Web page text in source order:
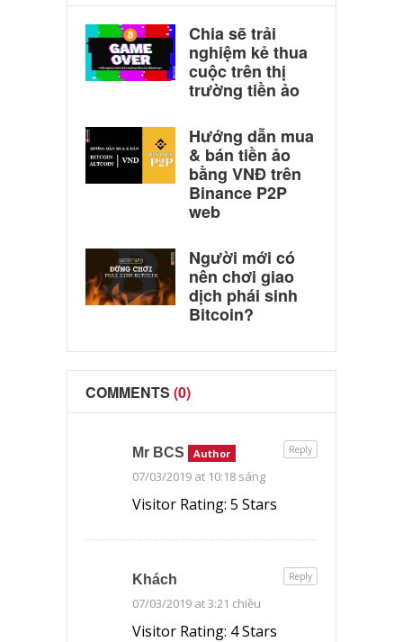
Chia sẽ trải
nghiệm kẻ thua
cuộc trên thị
trường tiền ảo
Hướng dẫn mua
& bán tiền ảo
bằng VNĐ trên
Binance P2P
web
Người mới có
nên chơi giao
dịch phái sinh
Bitcoin?
COMMENTS (0)
Mr BCS Author
07/03/2019 at 10:18 sáng
Visitor Rating: 5 Stars
Reply
Khách
07/03/2019 at 3:21 chiều
Visitor Rating: 4 Stars
Reply